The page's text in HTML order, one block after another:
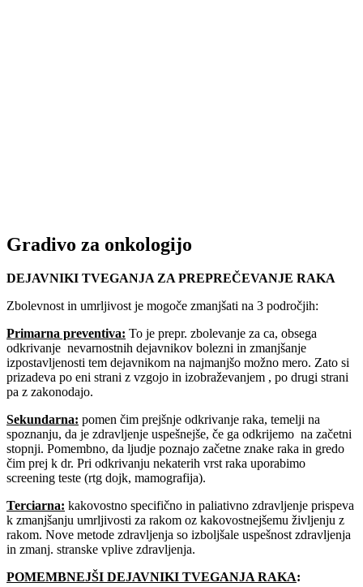
Gradivo za onkologijo
DEJAVNIKI TVEGANJA ZA PREPREČEVANJE RAKA
Zbolevnost in umrljivost je mogoče zmanjšati na 3 področjih:
Primarna preventiva: To je prepr. zbolevanje za ca, obsega
odkrivanje nevarnostnih dejavnikov bolezni in zmanjšanje
izpostavljenosti tem dejavnikom na najmanjšo možno mero. Zato si
prizadeva po eni strani z vzgojo in izobraževanjem , po drugi strani
pa z zakonodajo.
Sekundarna: pomen čim prejšnje odkrivanje raka, temelji na
spoznanju, da je zdravljenje uspešnejše, če ga odkrijemo na začetni
stopnji. Pomembno, da ljudje poznajo začetne znake raka in gredo
čim prej k dr. Pri odkrivanju nekaterih vrst raka uporabimo
screening teste (rtg dojk, mamografija).
Terciarna: kakovostno specifično in paliativno zdravljenje prispeva
k zmanjšanju umrljivosti za rakom oz kakovostnejšemu življenju z
rakom. Nove metode zdravljenja so izboljšale uspešnost zdravljenja
in zmanj. stranske vplive zdravljenja.
POMEMBNEJŠI DEJAVNIKI TVEGANJA RAKA: